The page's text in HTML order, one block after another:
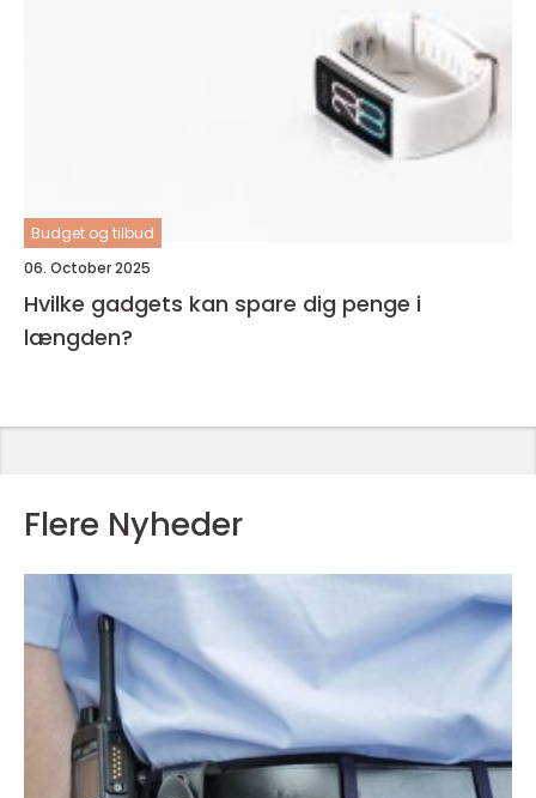
Budget og tilbud
06. October 2025
Hvilke gadgets kan spare dig penge i
længden?
Flere Nyheder